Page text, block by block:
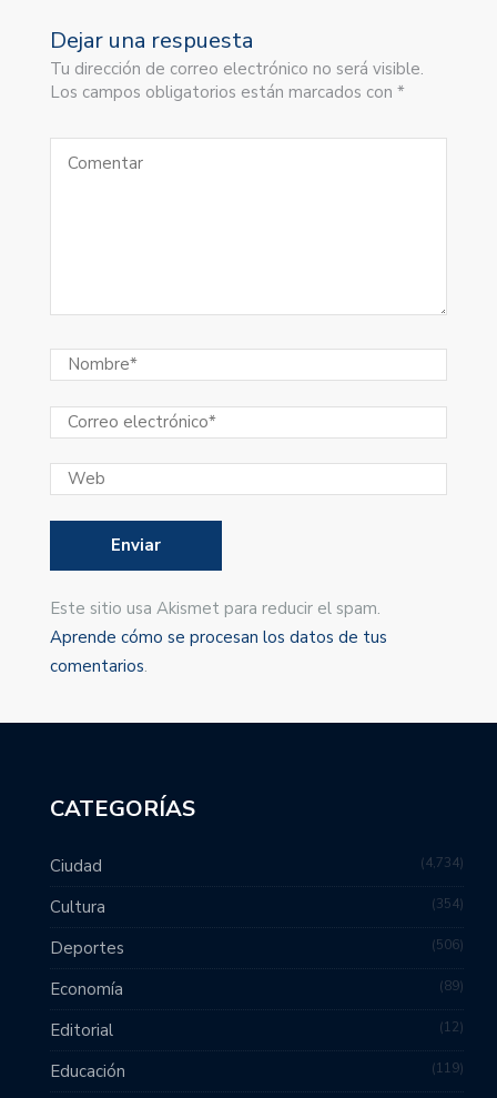
Dejar una respuesta
Tu dirección de correo electrónico no será visible.
Los campos obligatorios están marcados con *
Este sitio usa Akismet para reducir el spam.
Aprende cómo se procesan los datos de tus
comentarios.
CATEGORÍAS
Ciudad 4,734
Cultura 354
Deportes 506
Economía 89
Editorial 12
Educación 119